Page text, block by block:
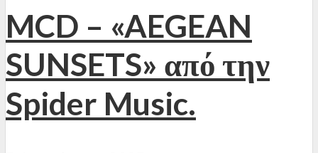
MCD – «AEGEAN
SUNSETS» από την
Spider Music.